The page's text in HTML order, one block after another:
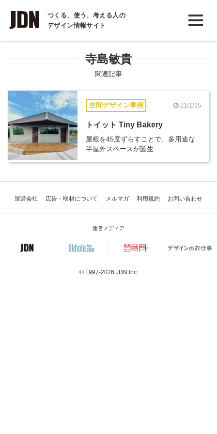
つくる、使う、考える人の
デザイン情報サイト
INTERVIEW
インタビュー
COLUMN
コラム
寺島敏貴
関連記事
空間デザイン事例 21/1/15
トイット Tiny Bakery
屋根を45度ずらすことで、多用途な
半屋外スペースが誕生
運営会社 広告・取材について メルマガ 利用規約 お問い合わせ
運営メディア
© 1997-2026 JDN Inc.